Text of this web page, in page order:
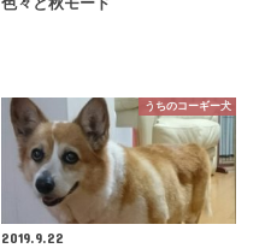
色々と秋モード
うちのコーギー犬
2019.9.22